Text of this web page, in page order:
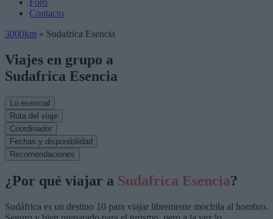
Foro
Contacto
3000km » Sudafrica Esencia
Viajes en grupo a
Sudafrica Esencia
Lo esencial
Ruta del viaje
Coordinador
Fechas y disponibilidad
Recomendaciones
¿Por qué viajar a Sudafrica Esencia?
Sudáfrica es un destino 10 para viajar libremente mochila al hombro.